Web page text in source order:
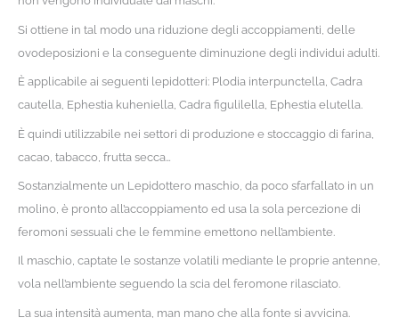
Si ottiene in tal modo una riduzione degli accoppiamenti, delle
ovodeposizioni e la conseguente diminuzione degli individui adulti.
È applicabile ai seguenti lepidotteri: Plodia interpunctella, Cadra
cautella, Ephestia kuheniella, Cadra figulilella, Ephestia elutella.
È quindi utilizzabile nei settori di produzione e stoccaggio di farina,
cacao, tabacco, frutta secca…
Sostanzialmente un Lepidottero maschio, da poco sfarfallato in un
molino, è pronto all’accoppiamento ed usa la sola percezione di
feromoni sessuali che le femmine emettono nell’ambiente.
Il maschio, captate le sostanze volatili mediante le proprie antenne,
vola nell’ambiente seguendo la scia del feromone rilasciato.
La sua intensità aumenta, man mano che alla fonte si avvicina.